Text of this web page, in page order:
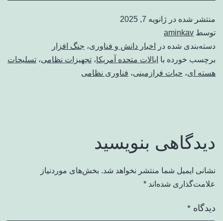
منتشر شده در ژانویه 7, 2025
توسط aminkav
دسته‌بندی شده در
اخبار دانش و فناوری، جنگ افزار
برچسب خورده با ایالات متحده آمریکا، تجهیزات نظامی، تسلیحات
هسته ای، حیات فرازمینی، فناوری نظامی
دیدگاهی بنویسید
نشانی ایمیل شما منتشر نخواهد شد. بخش‌های موردنیاز
علامت‌گذاری شده‌اند *
دیدگاه *